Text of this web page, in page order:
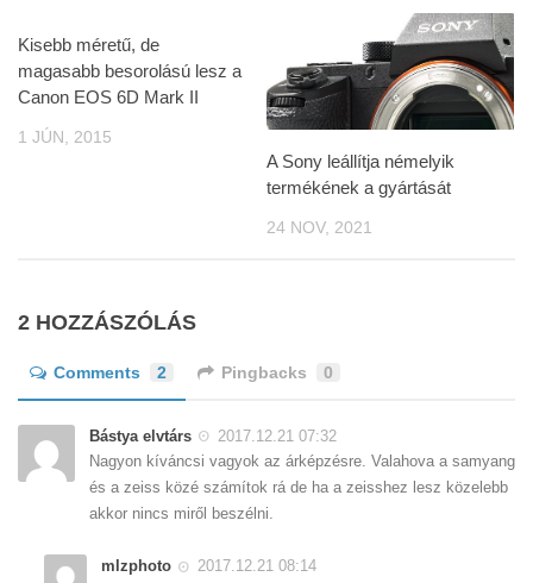
Kisebb méretű, de
magasabb besorolású lesz a
Canon EOS 6D Mark II
1 JÚN, 2015
A Sony leállítja némelyik
termékének a gyártását
24 NOV, 2021
2 HOZZÁSZÓLÁS
Comments 2 Pingbacks 0
Bástya elvtárs
2017.12.21 07:32
Nagyon kíváncsi vagyok az árképzésre. Valahova a samyang
és a zeiss közé számítok rá de ha a zeisshez lesz közelebb
akkor nincs miről beszélni.
mlzphoto
2017.12.21 08:14